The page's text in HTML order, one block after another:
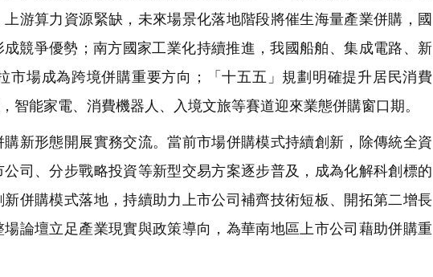
游算力資源緊缺，未來場景化落地階段將催生海量產業併購，國
競爭優勢；南方國家工業化持續推進，我國船舶、集成電路、新
市場成為跨境併購重要方向；「十五五」規劃明確提升居民消費
智能家電、消費機器人、入境文旅等賽道迎來業態併購窗口期。
新形態開展實務交流。當前市場併購模式持續創新，除傳統全資
司、分步戰略投資等新型交易方案逐步普及，成為化解科創標的
併購模式落地，持續助力上市公司補齊技術短板、開拓第二增長
論壇立足產業現實與政策導向，為華南地區上市公司藉助併購重